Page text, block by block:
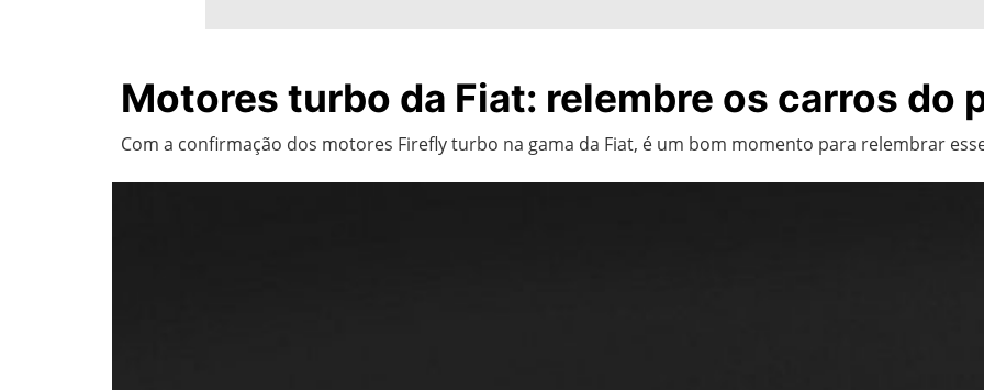
Motores turbo da Fiat: relembre os carros do
Com a confirmação dos motores Firefly turbo na gama da Fiat, é um bom momento para relembrar